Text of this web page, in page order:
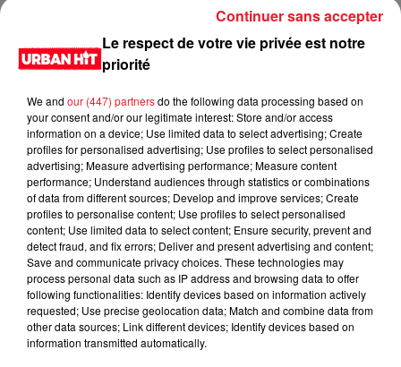
0:00 1 min 10 sec
15 juin 2026 - 1 min 10 sec
MORNING SHOW 07H17 du 15.06.2026
Le respect de votre vie privée est notre
priorité
We and our (447) partnersdo the following data processing based on
your consent and/or our legitimate interest: Store and/or access
information on a device; Use limited data to select advertising; Create
profiles for personalised advertising; Use profiles to select personalised
advertising; Measure advertising performance; Measure content
performance; Understand audiences through statistics or combinations
of data from different sources; Develop and improve services; Create
profiles to personalise content; Use profiles to select personalised
content; Use limited data to select content; Ensure security, prevent and
detect fraud, and fix errors; Deliver and present advertising and content;
Save and communicate privacy choices. These technologies may
process personal data such as IP address and browsing data to offer
following functionalities: Identify devices based on information actively
requested; Use precise geolocation data; Match and combine data from
other data sources; Link different devices; Identify devices based on
information transmitted automatically.
Continuer sans accepter